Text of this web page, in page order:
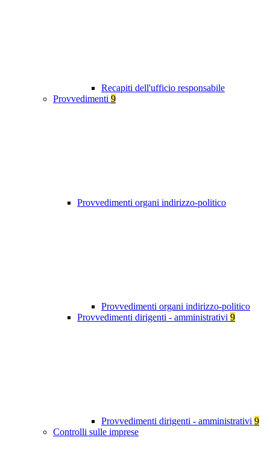
Recapiti dell'ufficio responsabile
Provvedimenti 9
Provvedimenti organi indirizzo-politico
Provvedimenti organi indirizzo-politico
Provvedimenti dirigenti - amministrativi 9
Provvedimenti dirigenti - amministrativi 9
Controlli sulle imprese